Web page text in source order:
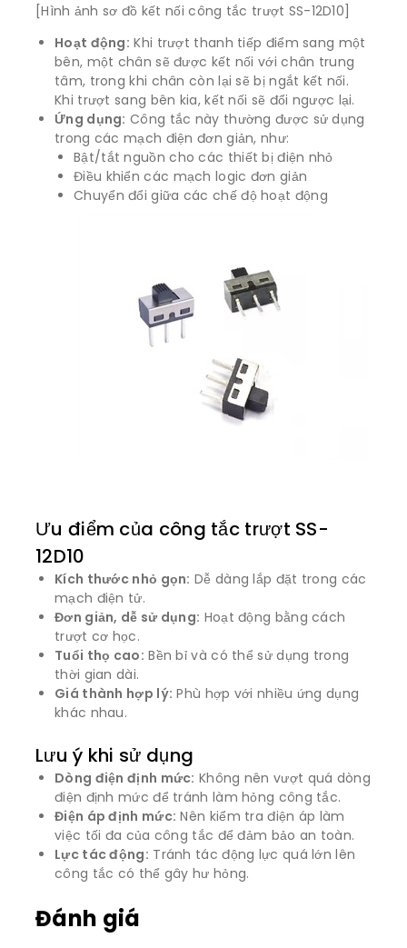
[Hình ảnh sơ đồ kết nối công tắc trượt SS-12D10]
Hoạt động: Khi trượt thanh tiếp điểm sang một
bên, một chân sẽ được kết nối với chân trung
tâm, trong khi chân còn lại sẽ bị ngắt kết nối.
Khi trượt sang bên kia, kết nối sẽ đổi ngược lại.
Ứng dụng: Công tắc này thường được sử dụng
trong các mạch điện đơn giản, như:
Bật/tắt nguồn cho các thiết bị điện nhỏ
Điều khiển các mạch logic đơn giản
Chuyển đổi giữa các chế độ hoạt động
Ưu điểm của công tắc trượt SS-
12D10
Kích thước nhỏ gọn: Dễ dàng lắp đặt trong các
mạch điện tử.
Đơn giản, dễ sử dụng: Hoạt động bằng cách
trượt cơ học.
Tuổi thọ cao: Bền bỉ và có thể sử dụng trong
thời gian dài.
Giá thành hợp lý: Phù hợp với nhiều ứng dụng
khác nhau.
Lưu ý khi sử dụng
Dòng điện định mức: Không nên vượt quá dòng
điện định mức để tránh làm hỏng công tắc.
Điện áp định mức: Nên kiểm tra điện áp làm
việc tối đa của công tắc để đảm bảo an toàn.
Lực tác động: Tránh tác động lực quá lớn lên
công tắc có thể gây hư hỏng.
Đánh giá